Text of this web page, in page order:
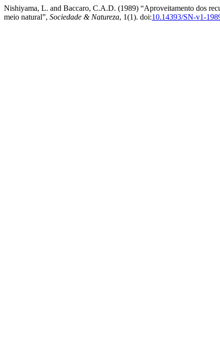
Nishiyama, L. and Baccaro, C.A.D. (1989) “Aproveitamento dos
meio natural”, Sociedade & Natureza, 1(1). doi:10.14393/SN-v1-